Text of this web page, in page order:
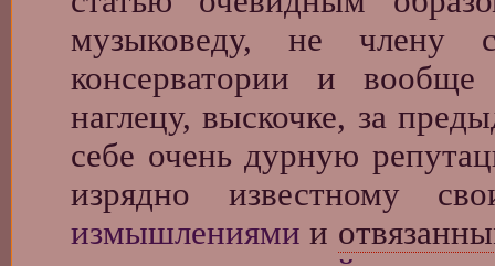
музыковеду, не члену
консерватории и
наглецу, выскочке, за
себе очень дурную
изрядно известному
измышлениями и